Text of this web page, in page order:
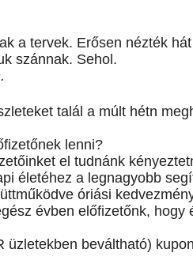
a tervek. Erősen nézték
szánnak. Sehol.
talál a múlt hétn
lenni?
el tudnánk
életéhez a legnagyobb
óriási
évben előfizetőnk, hogy
üzletekben beváltható)